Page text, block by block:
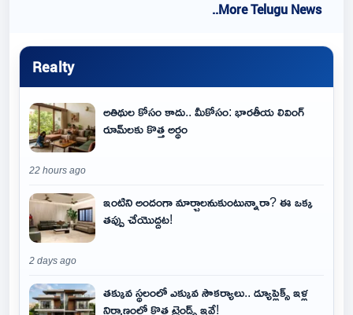
..More Telugu News
Realty
అతిథుల కోసం కాదు.. మీకోసం: భారతీయ లివింగ్
రూమ్‌లకు కొత్త అర్థం
22 hours ago
ఇంటిని అందంగా మార్చాలనుకుంటున్నారా? ఈ ఒక్క
తప్పు చేయొద్దట!
2 days ago
తక్కువ స్థలంలో ఎక్కువ సౌకర్యాలు.. డ్యూప్లెక్స్ ఇళ్ల
నిర్మాణంలో కొత్త ట్రెండ్స్ ఇవే!